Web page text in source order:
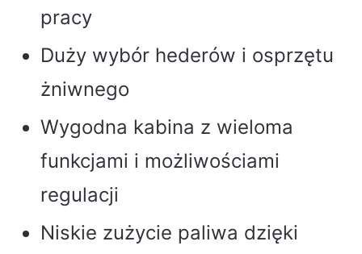
pracy
Duży wybór hederów i osprzętu
żniwnego
Wygodna kabina z wieloma
funkcjami i możliwościami
regulacji
Niskie zużycie paliwa dzięki